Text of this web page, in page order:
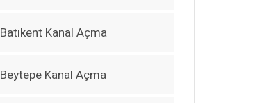
Batıkent Kanal Açma
Beytepe Kanal Açma